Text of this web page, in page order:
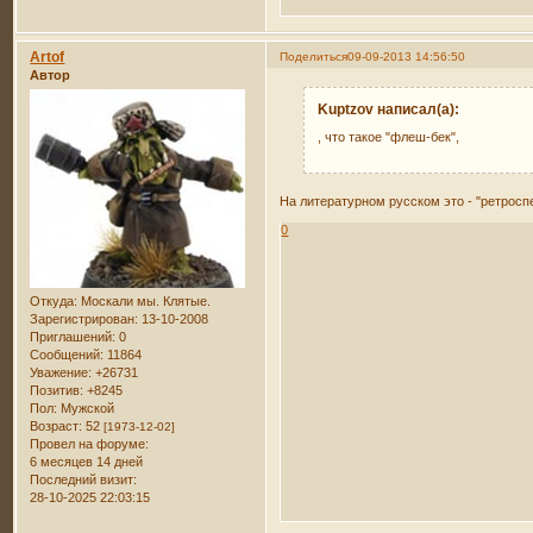
Поделиться09-09-2013 14:56:50
Artof
Автор
Откуда: Москали мы. Клятые.
Зарегистрирован: 13-10-2008
Приглашений: 0
Сообщений: 11864
Уважение: +26731
Позитив: +8245
Пол: Мужской
Возраст: 52[1973-12-02]
Провел на форуме:
6 месяцев 14 дней
Последний визит:
28-10-2025 22:03:15
Kuptzov написал(а):
, что такое "флеш-бек",
На литературном русском это -
0